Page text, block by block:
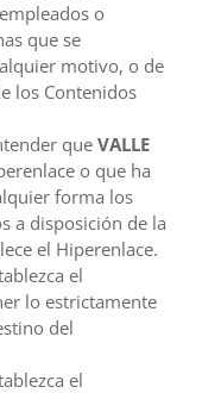
o
que se
motivo, o de
los Contenidos
que VALLE
o que ha
forma los
a disposición de la
el Hiperenlace.
el
lo estrictamente
del
el